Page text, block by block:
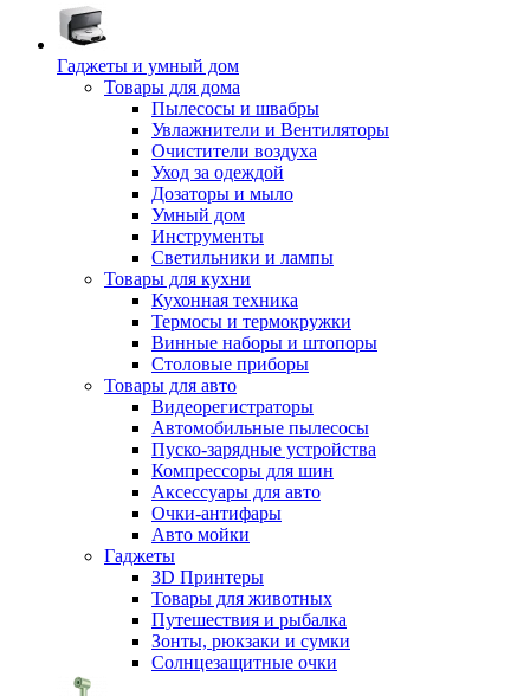
Гаджеты и умный дом
Товары для дома
Пылесосы и швабры
Увлажнители и Вентиляторы
Очистители воздуха
Уход за одеждой
Дозаторы и мыло
Умный дом
Инструменты
Светильники и лампы
Товары для кухни
Кухонная техника
Термосы и термокружки
Винные наборы и штопоры
Столовые приборы
Товары для авто
Видеорегистраторы
Автомобильные пылесосы
Пуско-зарядные устройства
Компрессоры для шин
Аксессуары для авто
Очки-антифары
Авто мойки
Гаджеты
3D Принтеры
Товары для животных
Путешествия и рыбалка
Зонты, рюкзаки и сумки
Солнцезащитные очки